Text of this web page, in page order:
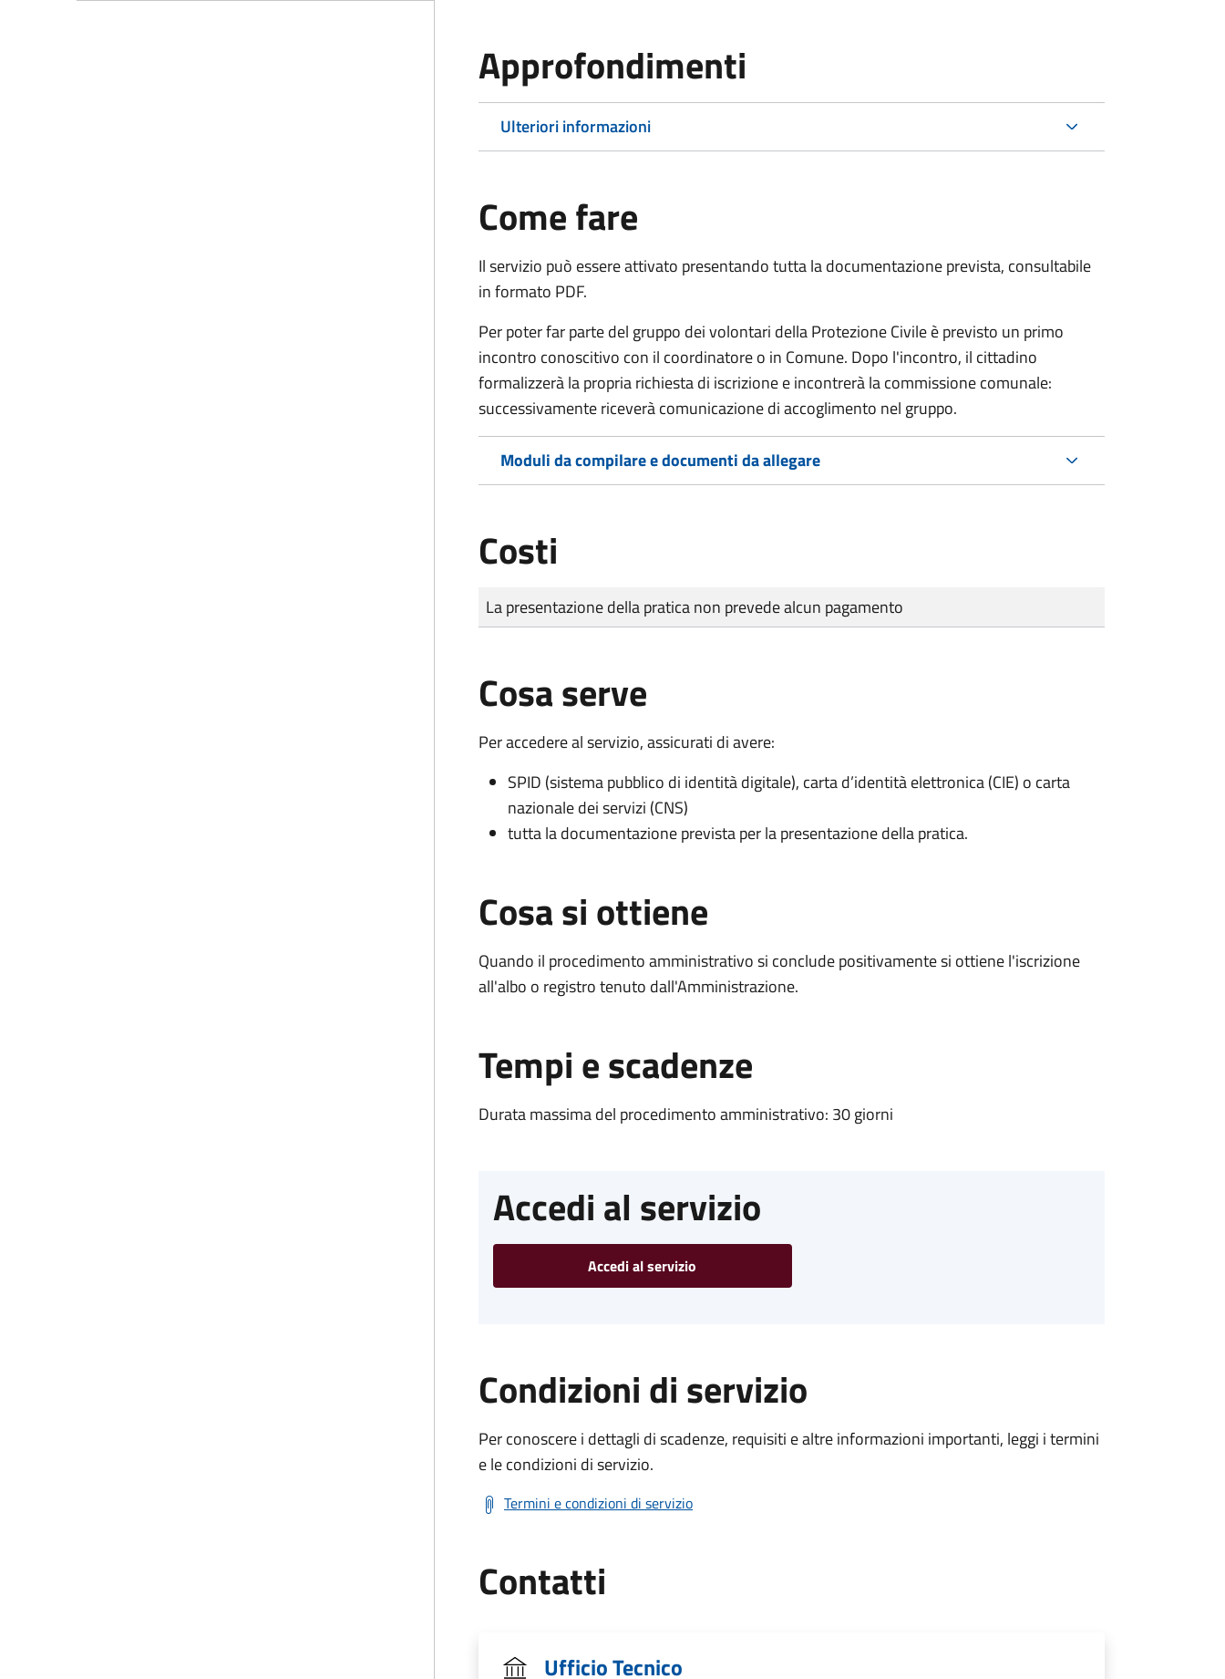
Approfondimenti
Ulteriori informazioni
Come fare
Il servizio può essere attivato presentando tutta la documentazione prevista, consultabile
in formato PDF.
Per poter far parte del gruppo dei volontari della Protezione Civile è previsto un primo
incontro conoscitivo con il coordinatore o in Comune. Dopo l'incontro, il cittadino
formalizzerà la propria richiesta di iscrizione e incontrerà la commissione comunale:
successivamente riceverà comunicazione di accoglimento nel gruppo.
Moduli da compilare e documenti da allegare
Costi
Tipo di pagamento
Importo
La presentazione della pratica non prevede alcun pagamento
Cosa serve
Per accedere al servizio, assicurati di avere:
SPID (sistema pubblico di identità digitale), carta d’identità elettronica (CIE) o carta
nazionale dei servizi (CNS)
tutta la documentazione prevista per la presentazione della pratica.
Cosa si ottiene
Quando il procedimento amministrativo si conclude positivamente si ottiene l'iscrizione
all'albo o registro tenuto dall'Amministrazione.
Tempi e scadenze
Durata massima del procedimento amministrativo: 30 giorni
Accedi al servizio
Accedi al servizio
Condizioni di servizio
Per conoscere i dettagli di scadenze, requisiti e altre informazioni importanti, leggi i termini
e le condizioni di servizio.
Termini e condizioni di servizio
Contatti
Ufficio Tecnico